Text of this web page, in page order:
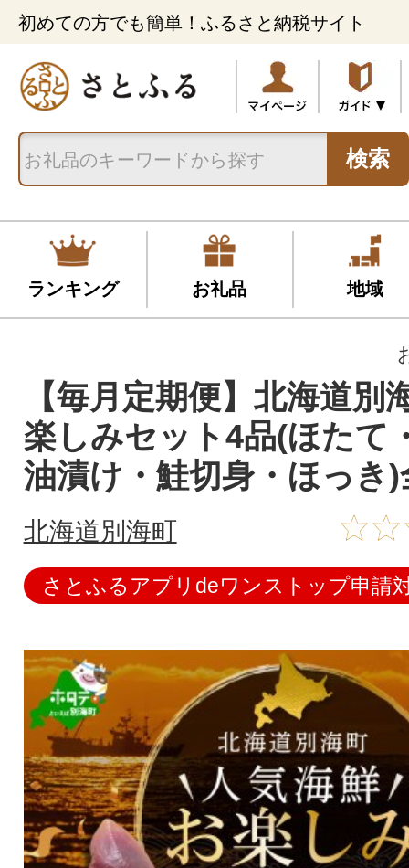
初めての方でも簡単！ふるさと納税サイト
検索
ランキング お礼品 地域
【毎月定期便】北海道別
楽しみセット4品(ほたて
油漬け・鮭切身・ほっき)
北海道別海町
さとふるアプリdeワンストップ申請